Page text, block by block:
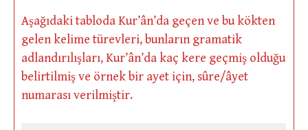
Aşağıdaki tabloda Kur’ân’da geçen ve bu kökten
gelen kelime türevleri, bunların gramatik
adlandırılışları, Kur’ân’da kaç kere geçmiş olduğu
belirtilmiş ve örnek bir ayet için, sûre/âyet
numarası verilmiştir.